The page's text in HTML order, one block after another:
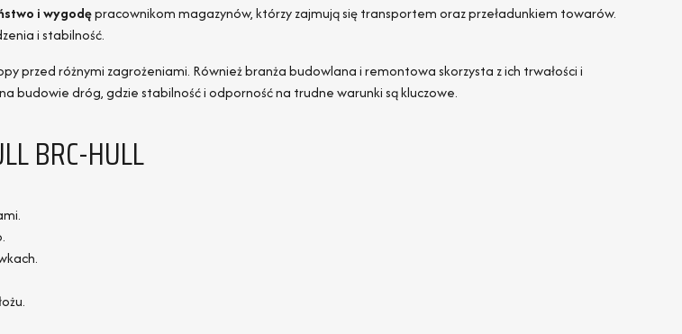
i wygodępracownikom magazynów, którzy zajmują się transportem oraz przeładunkiem towarów.
i stabilność.
przed różnymi zagrożeniami. Również branża budowlana i remontowa skorzysta z ich trwałości i
budowie dróg, gdzie stabilność i odporność na trudne warunki są kluczowe.
BRC-HULL